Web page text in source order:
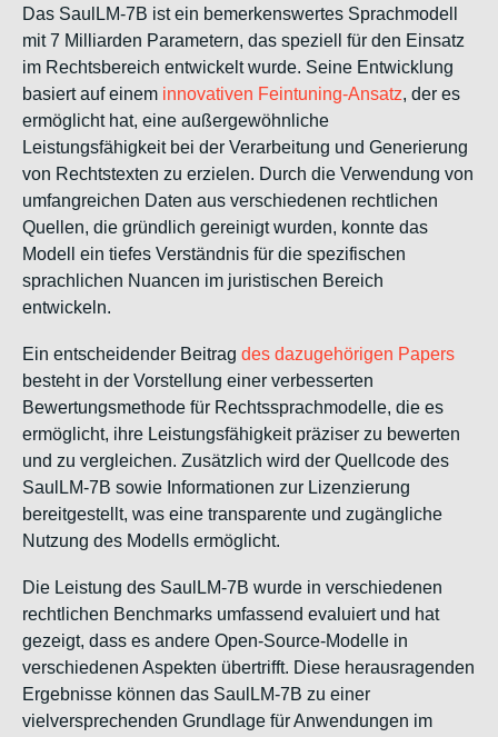
Das SaulLM-7B ist ein bemerkenswertes Sprachmodell
mit 7 Milliarden Parametern, das speziell für den Einsatz
im Rechtsbereich entwickelt wurde. Seine Entwicklung
basiert auf einem innovativen Feintuning-Ansatz, der es
ermöglicht hat, eine außergewöhnliche
Leistungsfähigkeit bei der Verarbeitung und Generierung
von Rechtstexten zu erzielen. Durch die Verwendung von
umfangreichen Daten aus verschiedenen rechtlichen
Quellen, die gründlich gereinigt wurden, konnte das
Modell ein tiefes Verständnis für die spezifischen
sprachlichen Nuancen im juristischen Bereich
entwickeln.
Ein entscheidender Beitrag des dazugehörigen Papers
besteht in der Vorstellung einer verbesserten
Bewertungsmethode für Rechtssprachmodelle, die es
ermöglicht, ihre Leistungsfähigkeit präziser zu bewerten
und zu vergleichen. Zusätzlich wird der Quellcode des
SaulLM-7B sowie Informationen zur Lizenzierung
bereitgestellt, was eine transparente und zugängliche
Nutzung des Modells ermöglicht.
Die Leistung des SaulLM-7B wurde in verschiedenen
rechtlichen Benchmarks umfassend evaluiert und hat
gezeigt, dass es andere Open-Source-Modelle in
verschiedenen Aspekten übertrifft. Diese herausragenden
Ergebnisse können das SaulLM-7B zu einer
vielversprechenden Grundlage für Anwendungen im